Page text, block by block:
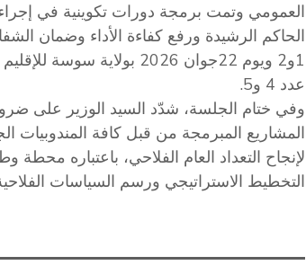
العمومي وتمت برمجة دورات تكوينية في
عدد 4 و5.
وفي ختام الجلسة، شدّد السيد الوزير على
المشاريع المبرمجة من قبل كافة المندوبيات
لإنجاح التعداد العام الفلاحي، باعتباره
التخطيط الاستراتيجي ورسم السياسات